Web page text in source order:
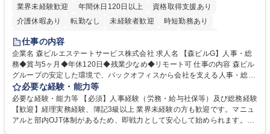
業界未経験歓迎
年間休日120日以上
資格取得支援あり
介護休暇あり
転勤なし 未経験者歓迎
時短勤務あり
経験者歓迎
完全週休2日制
交通費支給 長期歓迎 駅近5分以内 土日祝休み
仕事の内容
企業名 森ビルエステートサービス株式会社 求人名 【森ビルG】人事・総
務◆賞与5ヶ月◆年休120日◆残業少なめ◆リモート可 仕事の内容 森ビル
グループの安定した環境で、バックオフィスから会社を支える人事・総務
をお任せします。 労務と総務の業務をバランスよく担当し、ゆくゆくは制
度改定などのコア業務にも挑戦できる、やりがいある環境です。 ■勤怠管
理、給与計算、社会保険手続き、年末調整等の労務管理全般 ■入退社手続
き、社内規定の改定や人事制度改定などのコア業務 ■社内イベントの企画
必要な経験・能力等
必要な経験・能力等 【必須】人事経験（労務・給与社保等）及び総務経験
【歓迎】経理実務経験、簿記3級以上 業界未経験の方も歓迎です。マニュ
アルと部内OJT体制があるため、即戦力として安心して始められます。